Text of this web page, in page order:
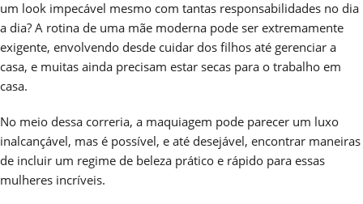
um look impecável mesmo com tantas responsabilidades no dia
a dia? A rotina de uma mãe moderna pode ser extremamente
exigente, envolvendo desde cuidar dos filhos até gerenciar a
casa, e muitas ainda precisam estar secas para o trabalho em
casa.
No meio dessa correria, a maquiagem pode parecer um luxo
inalcançável, mas é possível, e até desejável, encontrar maneiras
de incluir um regime de beleza prático e rápido para essas
mulheres incríveis.